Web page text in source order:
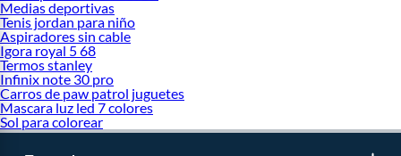
Medias deportivas
Tenis jordan para niño
Aspiradores sin cable
Igora royal 5 68
Termos stanley
Infinix note 30 pro
Carros de paw patrol juguetes
Mascara luz led 7 colores
Sol para colorear